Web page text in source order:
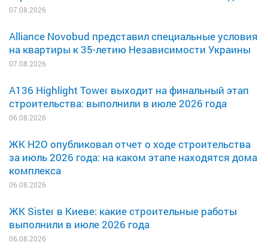
07.08.2026
Alliance Novobud представил специальные условия
на квартиры к 35-летию Независимости Украины
07.08.2026
A136 Highlight Tower выходит на финальный этап
строительства: выполнили в июле 2026 года
06.08.2026
ЖК H2O опубликовал отчет о ходе строительства
за июль 2026 года: на каком этапе находятся дома
комплекса
06.08.2026
ЖК Sister в Киеве: какие строительные работы
выполнили в июле 2026 года
06.08.2026